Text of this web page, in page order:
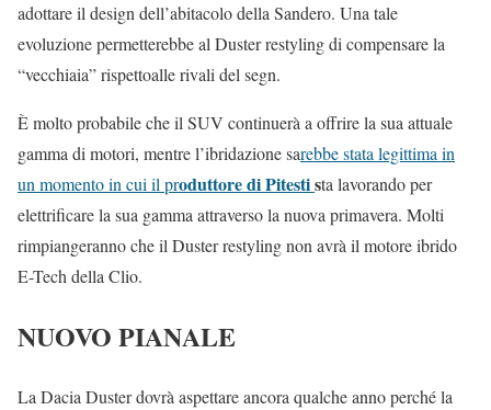
adottare il design dell’abitacolo della Sandero. Una tale
evoluzione permetterebbe al Duster restyling di compensare la
“vecchiaia” rispettoalle rivali del segn.
È molto probabile che il SUV continuerà a offrire la sua attuale
gamma di motori, mentre l’ibridazione sarebbe stata legittima in
un momento in cui il produttore di Pitestista lavorando per
elettrificare la sua gamma attraverso la nuova primavera. Molti
rimpiangeranno che il Duster restyling non avrà il motore ibrido
E-Tech della Clio.
NUOVO PIANALE
La Dacia Duster dovrà aspettare ancora qualche anno perché la